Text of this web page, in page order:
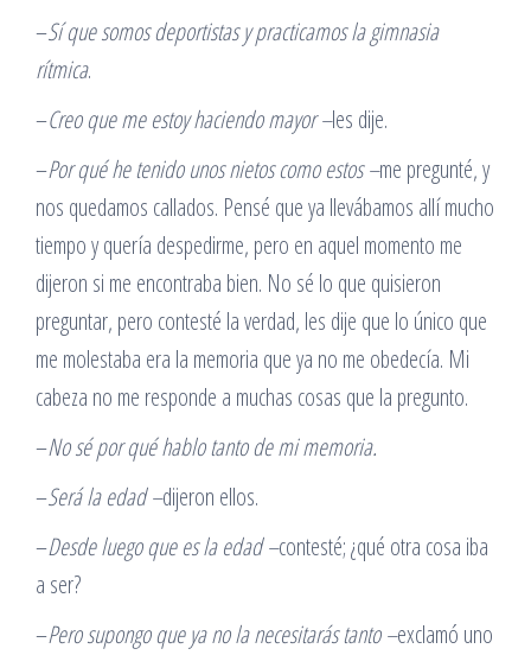
–Sí que somos deportistas y practicamos la gimnasia
rítmica.
–Creo que me estoy haciendo mayor –les dije.
–Por qué he tenido unos nietos como estos –me pregunté, y
nos quedamos callados. Pensé que ya llevábamos allí mucho
tiempo y quería despedirme, pero en aquel momento me
dijeron si me encontraba bien. No sé lo que quisieron
preguntar, pero contesté la verdad, les dije que lo único que
me molestaba era la memoria que ya no me obedecía. Mi
cabeza no me responde a muchas cosas que la pregunto.
–No sé por qué hablo tanto de mi memoria.
–Será la edad –dijeron ellos.
–Desde luego que es la edad –contesté; ¿qué otra cosa iba
a ser?
–Pero supongo que ya no la necesitarás tanto –exclamó uno